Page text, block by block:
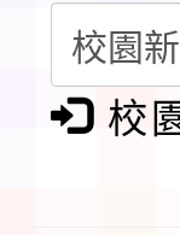
請
報
淨
檢
校